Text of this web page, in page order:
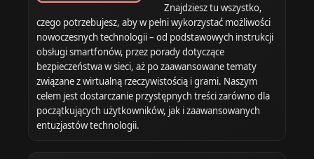
Znajdziesz tu wszystko,
czego potrzebujesz, aby w pełni wykorzystać możliwości
nowoczesnych technologii – od podstawowych instrukcji
obsługi smartfonów, przez porady dotyczące
bezpieczeństwa w sieci, aż po zaawansowane tematy
związane z wirtualną rzeczywistością i grami. Naszym
celem jest dostarczanie przystępnych treści zarówno dla
początkujących użytkowników, jak i zaawansowanych
entuzjastów technologii.